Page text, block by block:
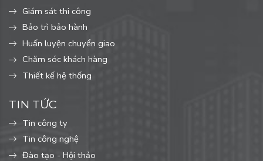
Giám sát thi công
Bảo trì bảo hành
Huấn luyện chuyển giao
Chăm sóc khách hàng
Thiết kế hệ thống
TIN TỨC
Tin công ty
Tin công nghệ
Đào tạo - Hội thảo